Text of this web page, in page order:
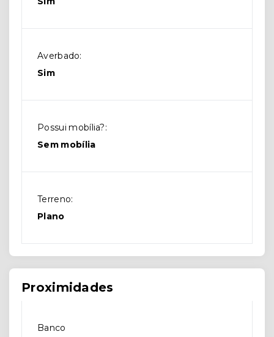
Averbado:
Sim
Possui mobília?:
Sem mobília
Terreno:
Plano
Proximidades
Banco